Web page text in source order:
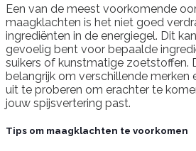
Een van de meest voorkomende
maagklachten is het niet goed
ingrediënten in de energiegel. Dit
gevoelig bent voor bepaalde
suikers of kunstmatige zoetstoffen.
belangrijk om verschillende merken
uit te proberen om erachter te
jouw spijsvertering past.
Tips om maagklachten te voorkomen